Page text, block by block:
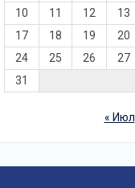
10
11 12 13
17
18 19 20
24
25 26 27
31
« Июл